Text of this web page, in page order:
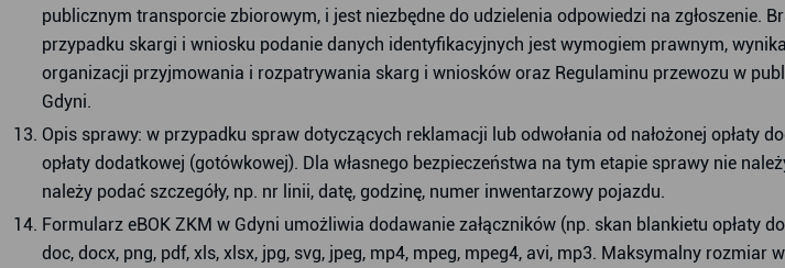
publicznym transporcie zbiorowym, i jest niezbędne do udzielenia odpowiedzi na
przypadku skargi i wniosku podanie danych identyfikacyjnych jest wymogiem prawnym,
organizacji przyjmowania i rozpatrywania skarg i wniosków oraz Regulaminu przewozu w
Gdyni.
Opis sprawy: w przypadku spraw dotyczących reklamacji lub odwołania od nałożonej
opłaty dodatkowej (gotówkowej). Dla własnego bezpieczeństwa na tym etapie sprawy nie
należy podać szczegóły, np. nr linii, datę, godzinę, numer inwentarzowy pojazdu.
Formularz eBOK ZKM w Gdyni umożliwia dodawanie załączników (np. skan blankietu
doc, docx, png, pdf, xls, xlsx, jpg, svg, jpeg, mp4, mpeg, mpeg4, avi, mp3. Maksymalny rozmiar